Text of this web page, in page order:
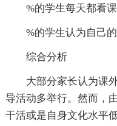
%的学生每天都看
%的学生认为自己的
综合分析
大部分家长认为课
导活动多举行。然而，
干活或是自身文化水平